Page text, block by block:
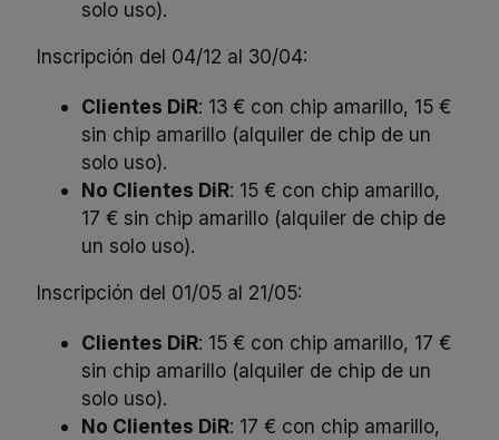
solo uso).
Inscripción del 04/12 al 30/04:
Clientes DiR: 13 € con chip amarillo, 15 €
sin chip amarillo (alquiler de chip de un
solo uso).
No Clientes DiR: 15 € con chip amarillo,
17 € sin chip amarillo (alquiler de chip de
un solo uso).
Inscripción del 01/05 al 21/05:
Clientes DiR: 15 € con chip amarillo, 17 €
sin chip amarillo (alquiler de chip de un
solo uso).
No Clientes DiR: 17 € con chip amarillo,